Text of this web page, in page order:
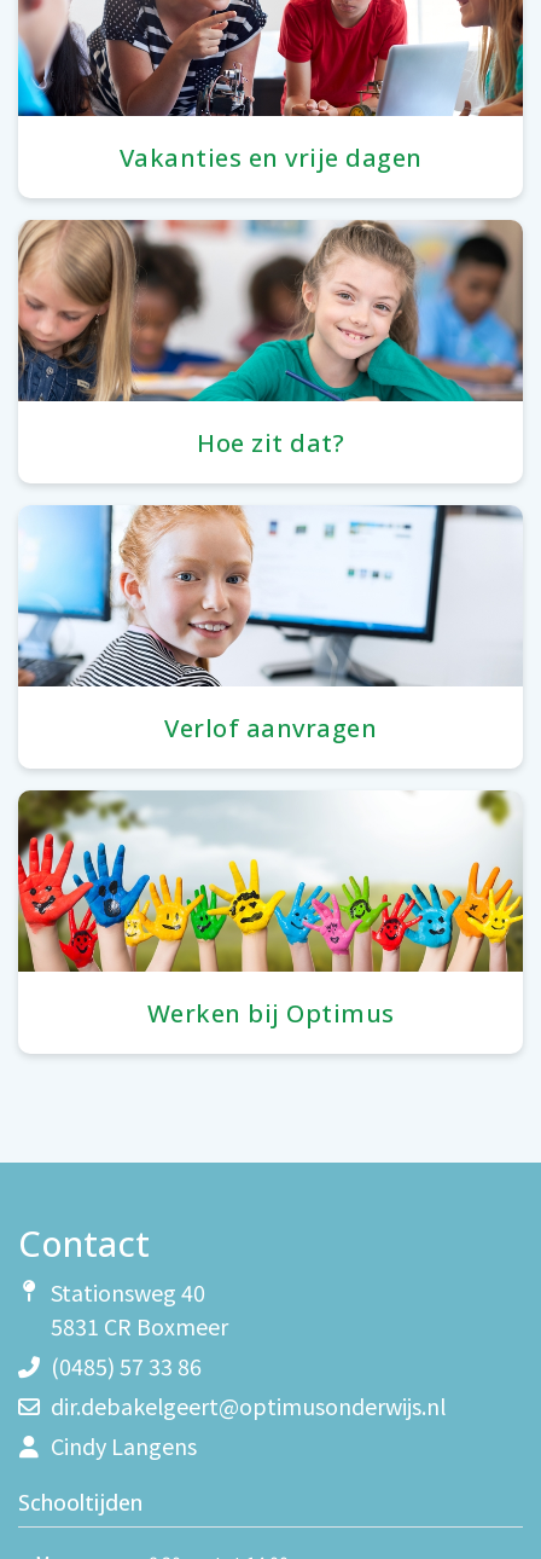
Vakanties en vrije dagen
Hoe zit dat?
Verlof aanvragen
Werken bij Optimus
Contact
Stationsweg 40
5831 CR Boxmeer
(0485) 57 33 86
dir.debakelgeert@optimusonderwijs.nl
Cindy Langens
Schooltijden